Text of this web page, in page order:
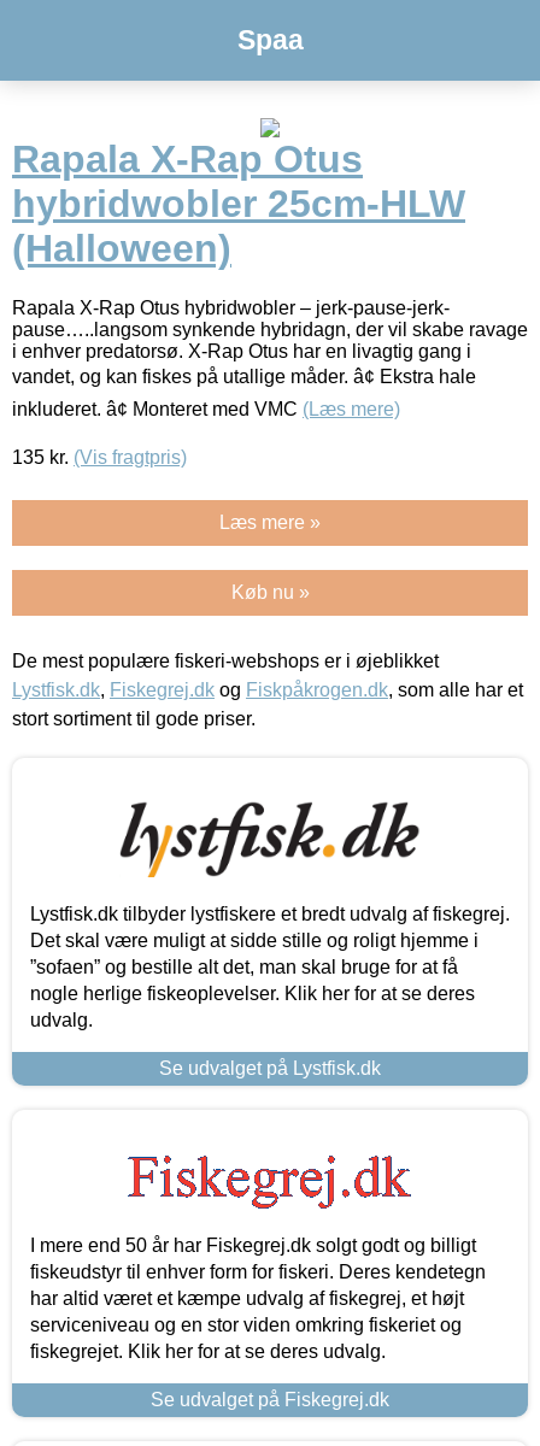
Spaa
Rapala X-Rap Otus
hybridwobler 25cm-HLW
(Halloween)
Rapala X-Rap Otus hybridwobler – jerk-pause-jerk-
pause…..langsom synkende hybridagn, der vil skabe ravage
i enhver predatorsø. X-Rap Otus har en livagtig gang i
vandet, og kan fiskes på utallige måder. â¢ Ekstra hale
inkluderet. â¢ Monteret med VMC (Læs mere)
135 kr. (Vis fragtpris)
Læs mere »
Køb nu »
De mest populære fiskeri-webshops er i øjeblikket
Lystfisk.dk, Fiskegrej.dk og Fiskpåkrogen.dk, som alle har et
stort sortiment til gode priser.
Lystfisk.dk tilbyder lystfiskere et bredt udvalg af fiskegrej.
Det skal være muligt at sidde stille og roligt hjemme i
”sofaen” og bestille alt det, man skal bruge for at få
nogle herlige fiskeoplevelser. Klik her for at se deres
udvalg.
Se udvalget på Lystfisk.dk
I mere end 50 år har Fiskegrej.dk solgt godt og billigt
fiskeudstyr til enhver form for fiskeri. Deres kendetegn
har altid været et kæmpe udvalg af fiskegrej, et højt
serviceniveau og en stor viden omkring fiskeriet og
fiskegrejet. Klik her for at se deres udvalg.
Se udvalget på Fiskegrej.dk